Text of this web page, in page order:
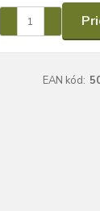
EAN kód: